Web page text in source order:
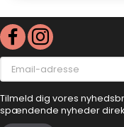
Email-
adresse
Tilmeld dig vores
spændende nyheder